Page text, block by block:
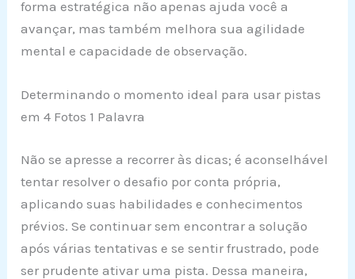
forma estratégica não apenas ajuda você a
avançar, mas também melhora sua agilidade
mental e capacidade de observação.
Determinando o momento ideal para usar pistas
em 4 Fotos 1 Palavra
Não se apresse a recorrer às dicas; é aconselhável
tentar resolver o desafio por conta própria,
aplicando suas habilidades e conhecimentos
prévios. Se continuar sem encontrar a solução
após várias tentativas e se sentir frustrado, pode
ser prudente ativar uma pista. Dessa maneira,